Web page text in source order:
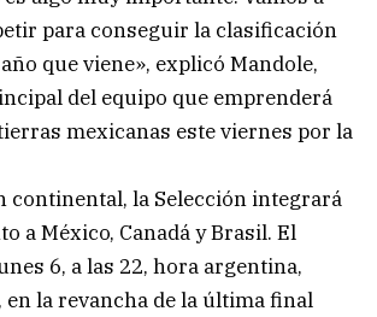
para conseguir la clasificación
que viene», explicó Mandole,
del equipo que emprenderá
mexicanas este viernes por la
continental, la Selección integrará
a México, Canadá y Brasil. El
6, a las 22, hora argentina,
la revancha de la última final